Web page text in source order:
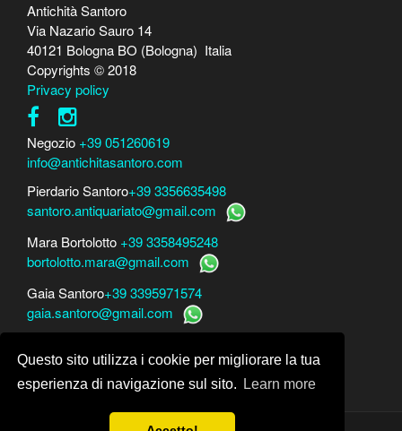
Questo sito utilizza i cookie per migliorare la tua
esperienza di navigazione sul sito.
Learn more
Antichità Santoro
Via Nazario Sauro 14
40121 Bologna BO (Bologna) Italia
Copyrights © 2018
Privacy policy
Negozio +39 051260619
info@antichitasantoro.com
Pierdario Santoro+39 3356635498
santoro.antiquariato@gmail.com
Mara Bortolotto +39 3358495248
bortolotto.mara@gmail.com
Gaia Santoro+39 3395971574
gaia.santoro@gmail.com
Mara Bortolottowww.perito-arte-antiquariato.it
Dario Santorowww.peritoarte.info